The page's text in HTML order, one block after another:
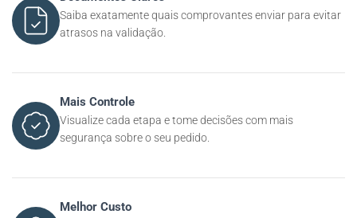
Saiba exatamente quais comprovantes enviar para evitar
atrasos na validação.
Mais Controle
Visualize cada etapa e tome decisões com mais
segurança sobre o seu pedido.
Melhor Custo